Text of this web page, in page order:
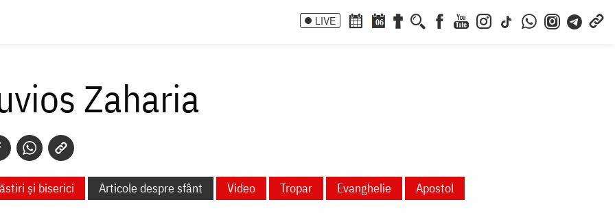
LIVE 06
Zaharia
și biserici Articole despre sfânt Video Tropar Evanghelie Apostol